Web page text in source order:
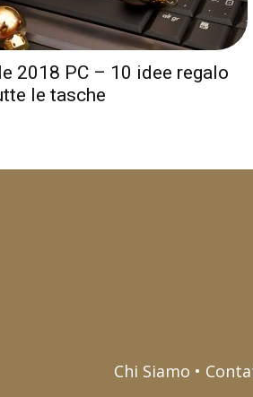
2018 PC – 10 idee regalo
le tasche
Chi Siamo •